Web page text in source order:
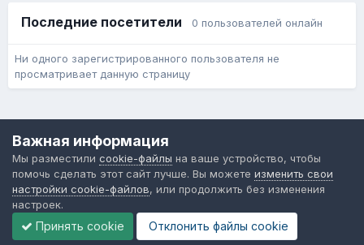
Последние посетители 0 пользователей онлайн
Ни одного зарегистрированного пользователя не
просматривает данную страницу
Форум общественного транспорта
Powered by Invision Community
Важная информация
Мы разместили cookie-файлы на ваше устройство, чтобы
помочь сделать этот сайт лучше. Вы можете изменить свои
настройки cookie-файлов, или продолжить без изменения
настроек.
Принять cookie Отклонить файлы сookie